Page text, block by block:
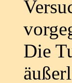
Die